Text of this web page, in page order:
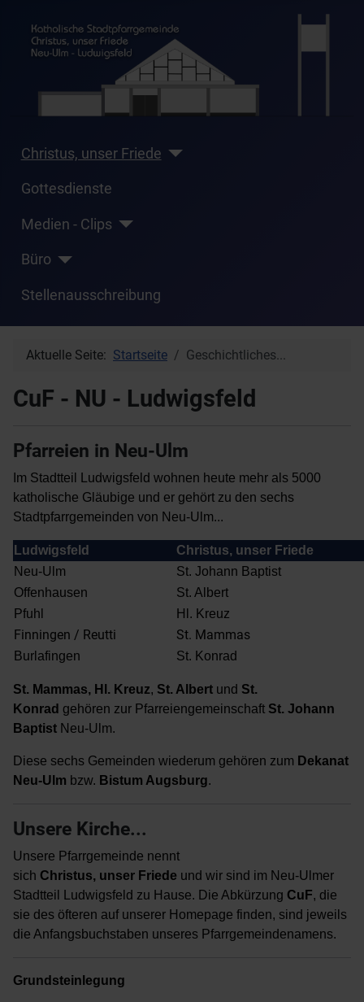
Christus, unser Friede
Gottesdienste
Medien - Clips
Büro
Stellenausschreibung
Aktuelle Seite: Startseite Geschichtliches...
CuF - NU - Ludwigsfeld
Pfarreien in Neu-Ulm
Im Stadtteil Ludwigsfeld wohnen heute mehr als 5000
katholische Gläubige und er gehört zu den sechs
Stadtpfarrgemeinden von Neu-Ulm...
Ludwigsfeld
Christus, unser Friede
Neu-Ulm
St. Johann Baptist
Offenhausen
St. Albert
Pfuhl
Hl. Kreuz
Finningen / Reutti St. Mammas
Burlafingen St. Konrad
St. Mammas, Hl. Kreuz, St. Albert und St.
Konrad gehören zur Pfarreiengemeinschaft St. Johann
Baptist Neu-Ulm.
Diese sechs Gemeinden wiederum gehören zum Dekanat
Neu-Ulm bzw. Bistum Augsburg.
Unsere Kirche...
Unsere Pfarrgemeinde nennt
sich Christus, unser Friede und wir sind im Neu-Ulmer
Stadtteil Ludwigsfeld zu Hause. Die Abkürzung CuF, die
sie des öfteren auf unserer Homepage finden, sind jeweils
die Anfangsbuchstaben unseres Pfarrgemeindenamens.
Grundsteinlegung